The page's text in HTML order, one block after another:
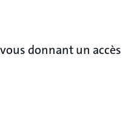
donnant un accès